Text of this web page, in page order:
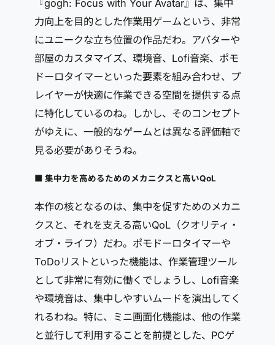
『gogh: Focus with Your Avatar』は、集中
力向上を目的とした作業用ゲームという、非常
にユニークな立ち位置の作品だわ。アバターや
部屋のカスタマイズ、環境音、Lofi音楽、ポモ
ドーロタイマーといった要素を組み合わせ、プ
レイヤーが快適に作業できる空間を提供する点
に特化しているのね。しかし、そのコンセプト
がゆえに、一般的なゲームとは異なる評価軸で
見る必要がありそうね。
■ 集中力を高めるためのメカニクスと高いQoL
本作の核となるのは、集中を促すためのメカニ
クスと、それを支える高いQoL（クオリティ・
オブ・ライフ）だわ。ポモドーロタイマーや
ToDoリストといった機能は、作業管理ツール
として非常に有効に働くでしょうし、Lofi音楽
や環境音は、集中しやすいムードを演出してく
れるわね。特に、ミニ画面化機能は、他の作業
と並行して利用することを前提とした、PCゲ